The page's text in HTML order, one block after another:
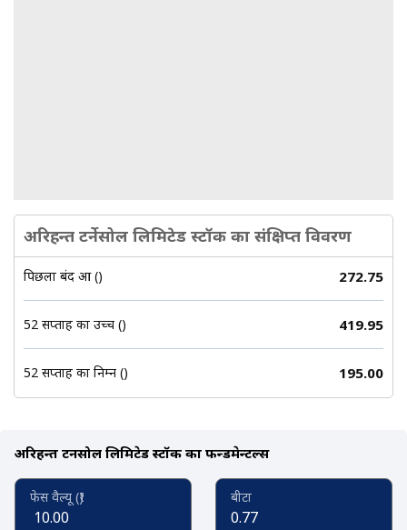
अरिहन्त टर्नेसोल लिमिटेड स्टॉक का संक्षिप्त विवरण
पिछला बंद हुआ (₹) 272.75
52 सप्ताह का उच्च (₹) 419.95
52 सप्ताह का निम्न (₹) 195.00
अरिहन्त टर्नेसोल लिमिटेड स्टॉक का फन्डमेन्टल्स
फेस वैल्यू (₹)
10.00
बीटा
0.77